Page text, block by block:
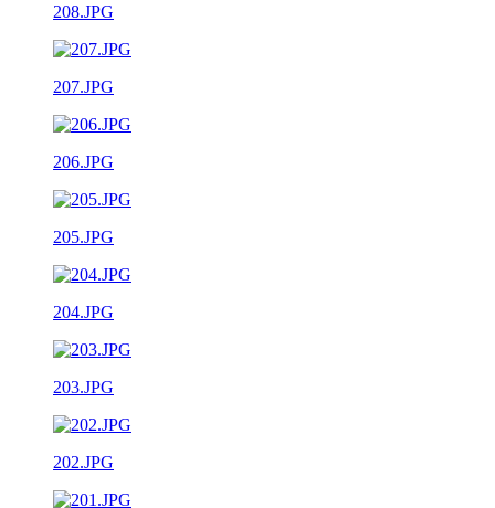
208.JPG
207.JPG
206.JPG
205.JPG
204.JPG
203.JPG
202.JPG